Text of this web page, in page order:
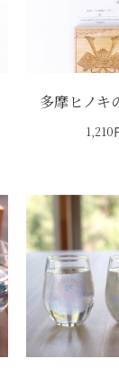
多摩ヒノキ
1,210